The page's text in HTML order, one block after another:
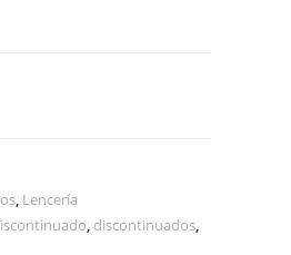
, Lencería
, discontinuados,